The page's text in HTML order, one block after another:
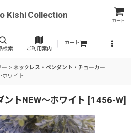
Kishi Collection
カート
検索 ご利用案内
カート
ー > ネックレス・ペンダント・チョーカー
ホワイト
ントNEW〜ホワイト [1456-W]